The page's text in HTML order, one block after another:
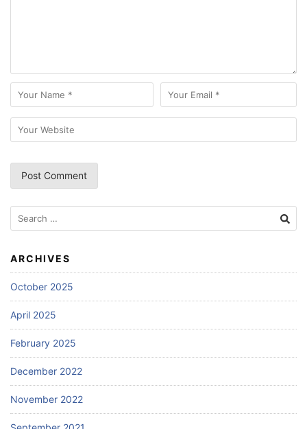
Search
for:
ARCHIVES
October 2025
April 2025
February 2025
December 2022
November 2022